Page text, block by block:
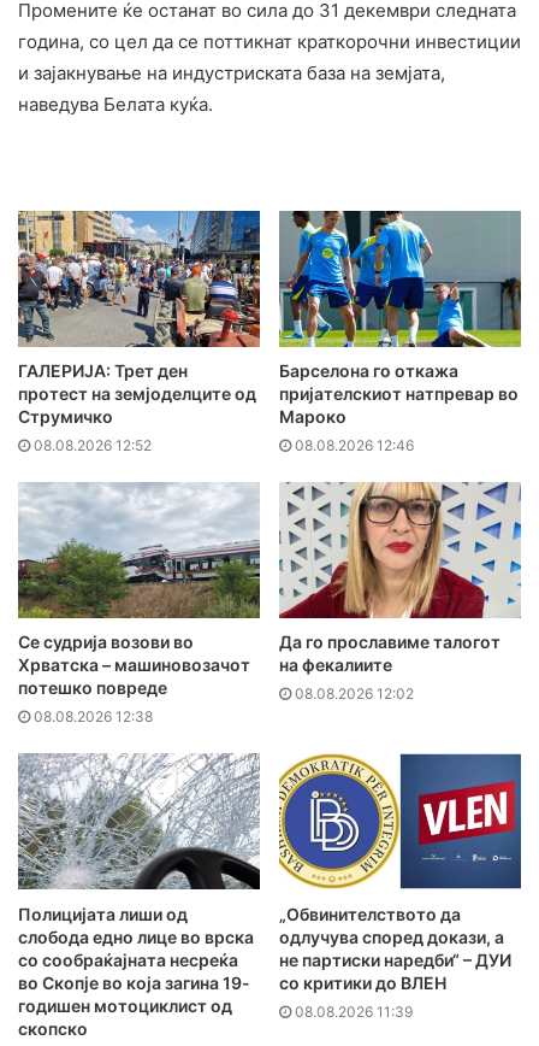
Промените ќе останат во сила до 31 декември следната
година, со цел да се поттикнат краткорочни инвестиции
и зајакнување на индустриската база на земјата,
наведува Белата куќа.
ГАЛЕРИЈА: Трет ден
протест на земјоделците од
Струмичко
08.08.2026 12:52
Барселона го откажа
пријателскиот натпревар во
Мароко
08.08.2026 12:46
Се судрија возови во
Хрватска – машиновозачот
потешко повреде
08.08.2026 12:38
Да го прославиме талогот
на фекалиите
08.08.2026 12:02
Полицијата лиши од
слобода едно лице во врска
со сообраќајната несреќа
во Скопје во која загина 19-
годишен мотоциклист од
скопско
„Обвинителството да
одлучува според докази, а
не партиски наредби“ – ДУИ
со критики до ВЛЕН
08.08.2026 11:39